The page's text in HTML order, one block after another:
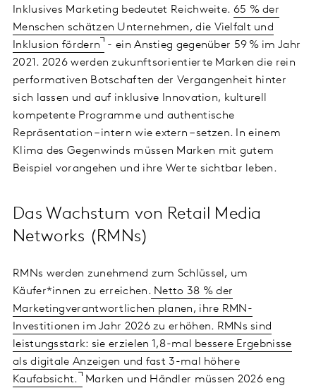
Inklusives Marketing bedeutet Reichweite. 65 % der
Menschen schätzen Unternehmen, die Vielfalt und
Inklusion fördern
- ein Anstieg gegenüber 59 % im Jahr
2021. 2026 werden zukunftsorientierte Marken die rein
performativen Botschaften der Vergangenheit hinter
sich lassen und auf inklusive Innovation, kulturell
kompetente Programme und authentische
Repräsentation – intern wie extern – setzen. In einem
Klima des Gegenwinds müssen Marken mit gutem
Beispiel vorangehen und ihre Werte sichtbar leben.
Das Wachstum von Retail Media
Networks (RMNs)
RMNs werden zunehmend zum Schlüssel, um
Käufer*innen zu erreichen.Netto 38 % der
Marketingverantwortlichen planen, ihre RMN-
Investitionen im Jahr 2026 zu erhöhen. RMNs sind
leistungsstark: sie erzielen 1,8-mal bessere Ergebnisse
als digitale Anzeigen und fast 3-mal höhere
Kaufabsicht. Marken und Händler müssen 2026 eng